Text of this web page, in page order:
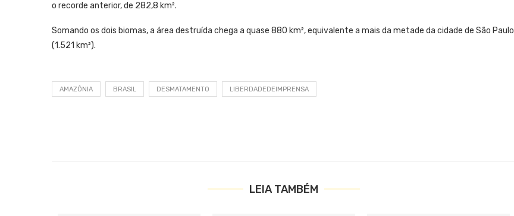
o recorde anterior, de 282,8 km².
Somando os dois biomas, a área destruída chega a quase 880 km², equivalente a mais da metade da cidade de São Paulo
(1.521 km²).
AMAZÔNIA BRASIL DESMATAMENTO LIBERDADEDEIMPRENSA
LEIA TAMBÉM